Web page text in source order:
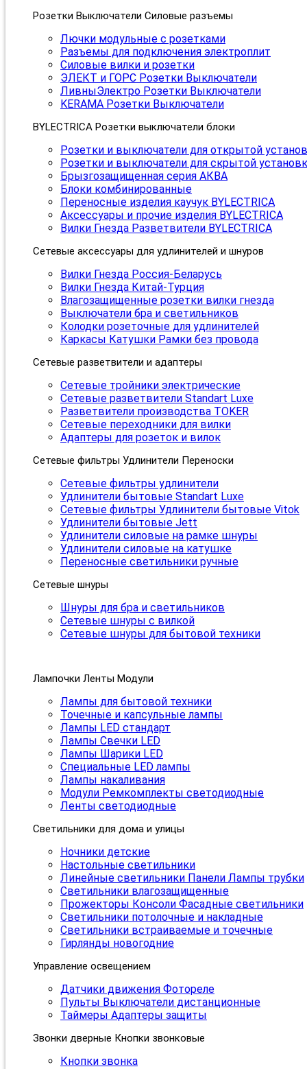
Розетки Выключатели Силовые разъемы
Лючки модульные с розетками
Разъемы для подключения электроплит
Силовые вилки и розетки
ЭЛЕКТ и ГОРС Розетки Выключатели
ЛивныЭлектро Розетки Выключатели
KERAMA Розетки Выключатели
BYLECTRICA Розетки выключатели блоки
Розетки и выключатели для открытой
Розетки и выключатели для скрытой
Брызгозащищенная серия АКВА
Блоки комбинированные
Переносные изделия каучук BYLECTRICA
Аксессуары и прочие изделия BYLECTRICA
Вилки Гнезда Разветвители BYLECTRICA
Сетевые аксессуары для удлинителей и шнуров
Вилки Гнезда Россия-Беларусь
Вилки Гнезда Китай-Турция
Влагозащищенные розетки вилки гнезда
Выключатели бра и светильников
Колодки розеточные для удлинителей
Каркасы Катушки Рамки без провода
Сетевые разветвители и адаптеры
Сетевые тройники электрические
Сетевые разветвители Standart Luxe
Разветвители производства TOKER
Сетевые переходники для вилки
Адаптеры для розеток и вилок
Сетевые фильтры Удлинители Переноски
Сетевые фильтры удлинители
Удлинители бытовые Standart Luxe
Сетевые фильтры Удлинители бытовые Vitok
Удлинители бытовые Jett
Удлинители силовые на рамке шнуры
Удлинители силовые на катушке
Переносные светильники ручные
Сетевые шнуры
Шнуры для бра и светильников
Сетевые шнуры с вилкой
Сетевые шнуры для бытовой техники
Лампочки Ленты Модули
Лампы для бытовой техники
Точечные и капсульные лампы
Лампы LED стандарт
Лампы Свечки LED
Лампы Шарики LED
Специальные LED лампы
Лампы накаливания
Модули Ремкомплекты светодиодные
Ленты светодиодные
Светильники для дома и улицы
Ночники детские
Настольные светильники
Линейные светильники Панели Лампы трубки
Светильники влагозащищенные
Прожекторы Консоли Фасадные светильники
Светильники потолочные и накладные
Светильники встраиваемые и точечные
Гирлянды новогодние
Управление освещением
Датчики движения Фотореле
Пульты Выключатели дистанционные
Таймеры Адаптеры защиты
Звонки дверные Кнопки звонковые
Кнопки звонка